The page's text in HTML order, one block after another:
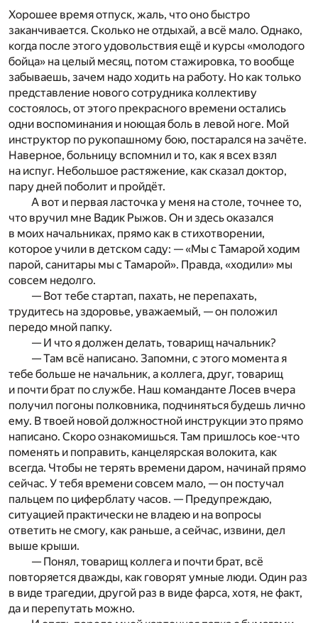
Хорошее время отпуск, жаль, что оно быстро
заканчивается. Сколько не отдыхай, а всё мало. Однако,
когда после этого удовольствия ещё и курсы «молодого
бойца» на целый месяц, потом стажировка, то вообще
забываешь, зачем надо ходить на работу. Но как только
представление нового сотрудника коллективу
состоялось, от этого прекрасного времени остались
одни воспоминания и ноющая боль в левой ноге. Мой
инструктор по рукопашному бою, постарался на зачёте.
Наверное, больницу вспомнил и то, как я всех взял
на испуг. Небольшое растяжение, как сказал доктор,
пару дней поболит и пройдёт.
А вот и первая ласточка у меня на столе, точнее то,
что вручил мне Вадик Рыжов. Он и здесь оказался
в моих начальниках, прямо как в стихотворении,
которое учили в детском саду: — «Мы с Тамарой ходим
парой, санитары мы с Тамарой». Правда, «ходили» мы
совсем недолго.
— Вот тебе стартап, пахать, не перепахать,
трудитесь на здоровье, уважаемый, — он положил
передо мной папку.
— И что я должен делать, товарищ начальник?
— Там всё написано. Запомни, с этого момента я
тебе больше не начальник, а коллега, друг, товарищ
и почти брат по службе. Наш команданте Лосев вчера
получил погоны полковника, подчиняться будешь лично
ему. В твоей новой должностной инструкции это прямо
написано. Скоро ознакомишься. Там пришлось кое-что
поменять и поправить, канцелярская волокита, как
всегда. Чтобы не терять времени даром, начинай прямо
сейчас. У тебя времени совсем мало, — он постучал
пальцем по циферблату часов. — Предупреждаю,
ситуацией практически не владею и на вопросы
ответить не смогу, как раньше, а сейчас, извини, дел
выше крыши.
— Понял, товарищ коллега и почти брат, всё
повторяется дважды, как говорят умные люди. Один раз
в виде трагедии, другой раз в виде фарса, хотя, не факт,
да и перепутать можно.